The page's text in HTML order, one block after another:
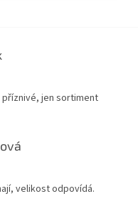
4 z 5 hvězdiček.
příznivé, jen sortiment
5 z 5 hvězdiček.
velikost odpovídá.